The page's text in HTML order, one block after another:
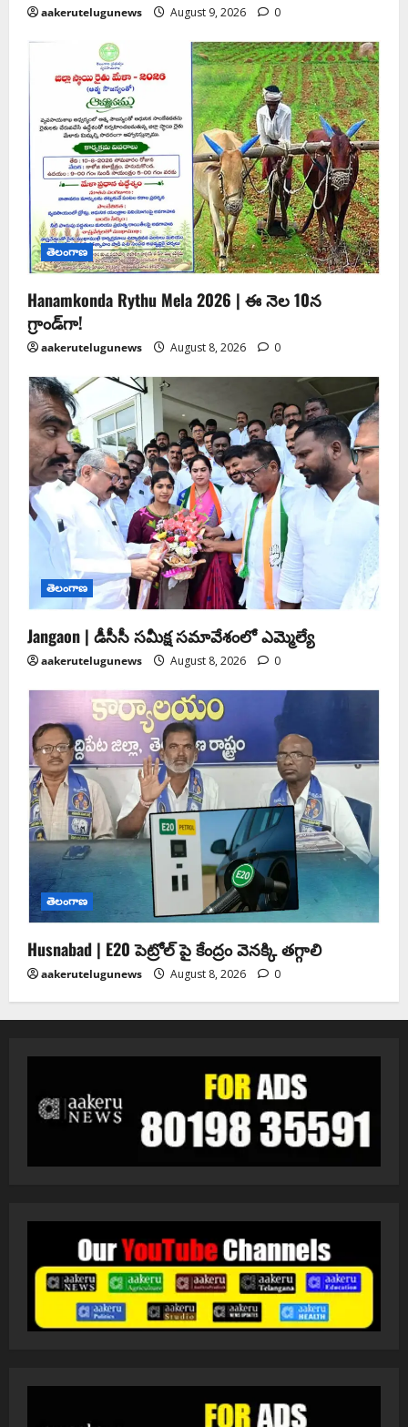
aakerutelugunews August 9, 2026 0
తెలంగాణ
Hanamkonda Rythu Mela 2026 | ఈ నెల 10న
గ్రాండ్‌గా!
aakerutelugunews August 8, 2026 0
తెలంగాణ
Jangaon | డీసీసీ సమీక్ష సమావేశంలో ఎమ్మెల్యే
aakerutelugunews August 8, 2026 0
తెలంగాణ
Husnabad | E20 పెట్రోల్ పై కేంద్రం వెనక్కి తగ్గాలి
aakerutelugunews August 8, 2026 0